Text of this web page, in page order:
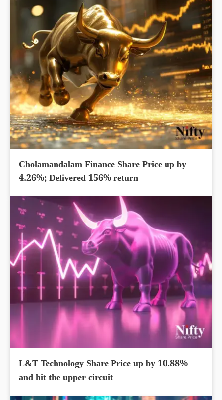
Cholamandalam Finance Share Price up by
4.26%; Delivered 156% return
L&T Technology Share Price up by 10.88%
and hit the upper circuit